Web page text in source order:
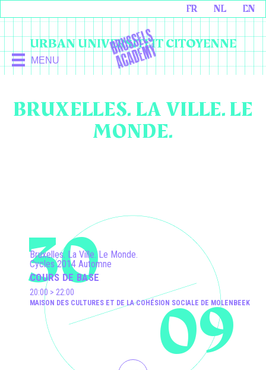
FR NL EN
URBAN UNIVERSITEIT CITOYENNE
MENU
BRUXELLES. LA VILLE. LE
MONDE.
30
09
Bruxelles. La Ville. Le Monde.
Cycles 2014 Automne
COURS DE BASE
20:00 > 22:00
MAISON DES CULTURES ET DE LA COHÉSION SOCIALE DE MOLENBEEK